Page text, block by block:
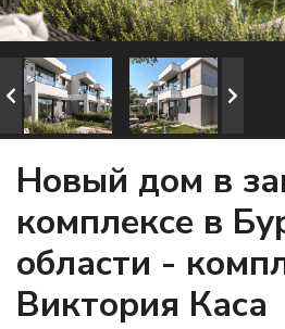
Новый дом в
комплексе в
области -
Виктория Каса